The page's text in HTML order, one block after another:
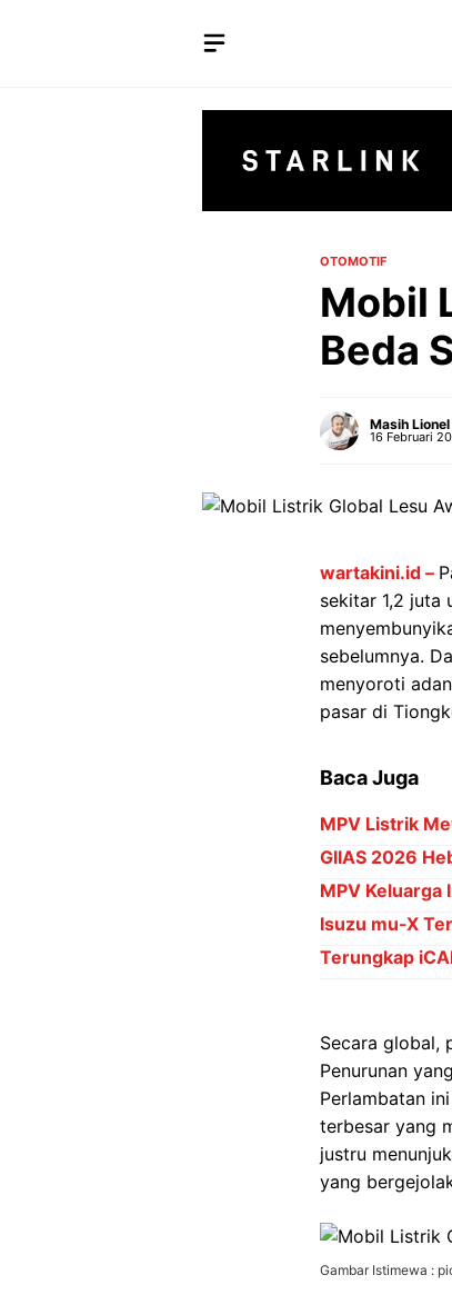
OTOMOTIF
Mobil
Beda
Masih Lionel
16 Februari
wartakini.id –
sekitar 1,2 juta
sebelumnya.
menyoroti
pasar di
Baca Juga
MPV Listrik
GIIAS 2026
MPV Keluarga
Isuzu mu-X
Terungkap
Secara global,
Penurunan
Perlambatan
terbesar yang
justru
yang
Gambar Istimewa :